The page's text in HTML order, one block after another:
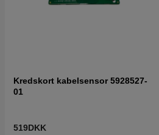
Kredskort kabelsensor 5928527-
01
519DKK